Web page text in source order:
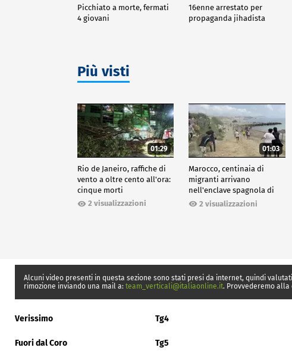
Picchiato a morte, fermati
4 giovani
16enne arrestato per
propaganda jihadista
Più visti
01:29
Rio de Janeiro, raffiche di
vento a oltre cento all'ora:
cinque morti
2 visualizzazioni
01:03
Marocco, centinaia di
migranti arrivano
nell'enclave spagnola di
Ceuta2 visualizzazioni
Alcuni video presenti in questa sezione sono stati presi da internet, quindi
rimozione inviando una mail a: team_verticali@italiaonline.it. Provvederemo
Verissimo Tg4
Fuori dal Coro Tg5